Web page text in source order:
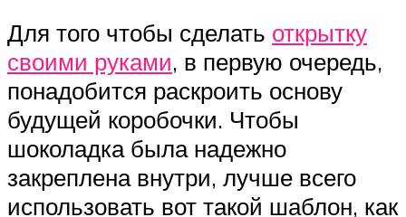
Для того чтобы сделать открытку
своими руками, в первую очередь,
понадобится раскроить основу
будущей коробочки. Чтобы
шоколадка была надежно
закреплена внутри, лучше всего
использовать вот такой шаблон, как